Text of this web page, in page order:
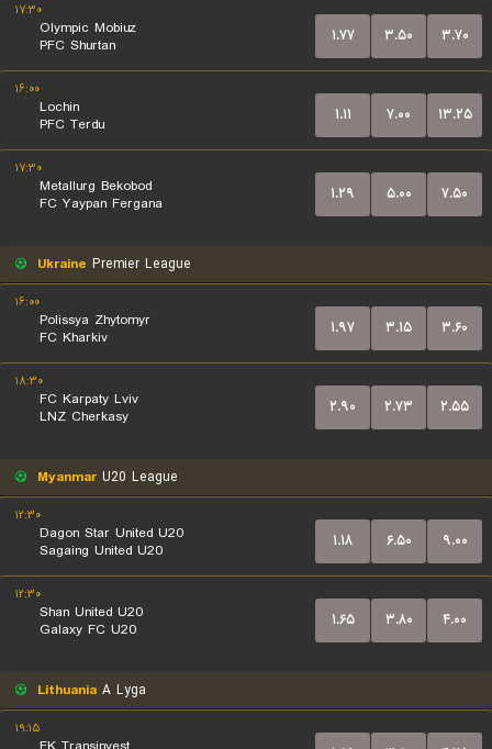
۱۷:۳۰
Olympic Mobiuz
PFC Shurtan
۱.۷۷ ۳.۵۰ ۳.۷۰
۱۶:۰۰
Lochin
PFC Terdu
۱.۱۱ ۷.۰۰ ۱۳.۲۵
۱۷:۳۰
Metallurg Bekobod
FC Yaypan Fergana
۱.۲۹ ۵.۰۰ ۷.۵۰
Ukraine Premier League
۱۶:۰۰
Polissya Zhytomyr
FC Kharkiv
۱.۹۷ ۳.۱۵ ۳.۶۰
۱۸:۳۰
FC Karpaty Lviv
LNZ Cherkasy
۲.۹۰ ۲.۷۳ ۲.۵۵
Myanmar U20 League
۱۲:۳۰
Dagon Star United U20
Sagaing United U20
۱.۱۸ ۶.۵۰ ۹.۰۰
۱۲:۳۰
Shan United U20
Galaxy FC U20
۱.۶۵ ۳.۸۰ ۴.۰۰
Lithuania A Lyga
۱۹:۱۵